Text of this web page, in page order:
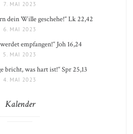
7. MAI 2023
dein Wille geschehe!“ Lk 22,42
6. MAI 2023
empfangen!“ Joh 16,24
5. MAI 2023
bricht, was hart ist!“ Spr 25,13
4. MAI 2023
Kalender